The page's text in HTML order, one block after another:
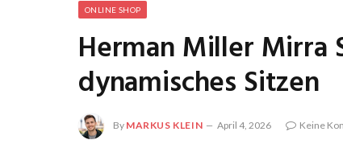
ONLINE SHOP
Herman Miller Mirra
dynamisches Sitzen
By MARKUS KLEIN April 4, 2026 Keine